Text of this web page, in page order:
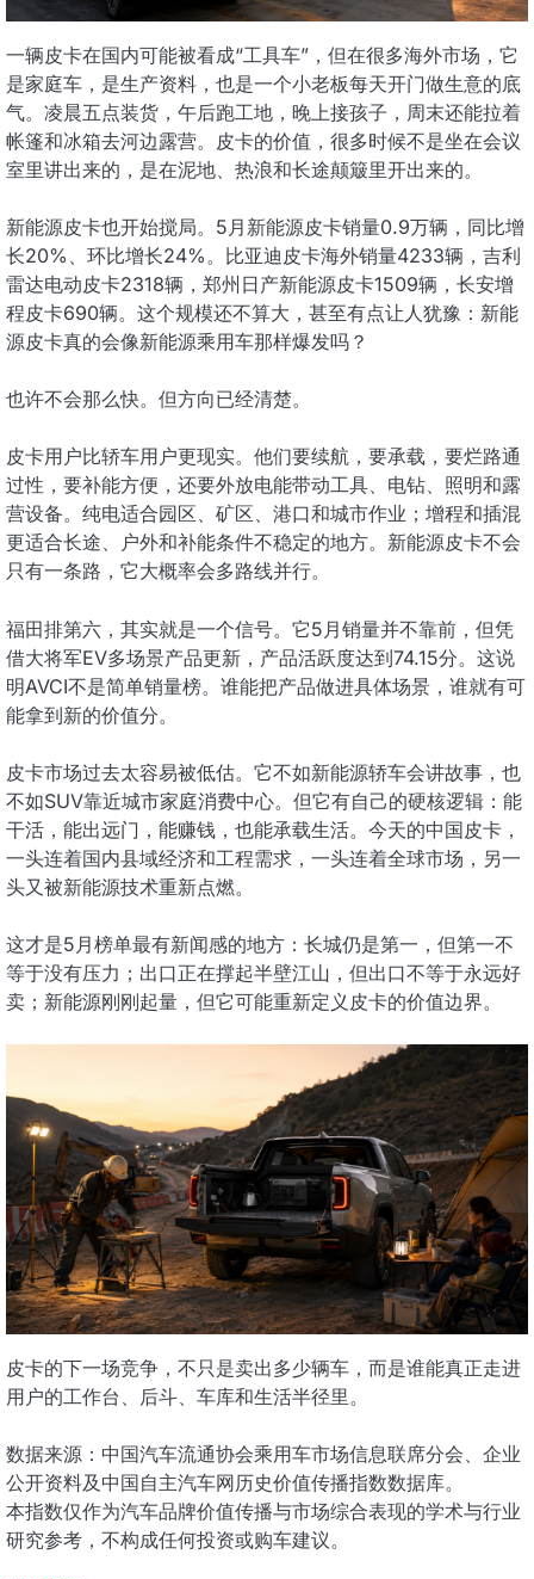
一辆皮卡在国内可能被看成“工具车”，但在很多海外市场，它
是家庭车，是生产资料，也是一个小老板每天开门做生意的底
气。凌晨五点装货，午后跑工地，晚上接孩子，周末还能拉着
帐篷和冰箱去河边露营。皮卡的价值，很多时候不是坐在会议
室里讲出来的，是在泥地、热浪和长途颠簸里开出来的。
新能源皮卡也开始搅局。5月新能源皮卡销量0.9万辆，同比增
长20%、环比增长24%。比亚迪皮卡海外销量4233辆，吉利
雷达电动皮卡2318辆，郑州日产新能源皮卡1509辆，长安增
程皮卡690辆。这个规模还不算大，甚至有点让人犹豫：新能
源皮卡真的会像新能源乘用车那样爆发吗？
也许不会那么快。但方向已经清楚。
皮卡用户比轿车用户更现实。他们要续航，要承载，要烂路通
过性，要补能方便，还要外放电能带动工具、电钻、照明和露
营设备。纯电适合园区、矿区、港口和城市作业；增程和插混
更适合长途、户外和补能条件不稳定的地方。新能源皮卡不会
只有一条路，它大概率会多路线并行。
福田排第六，其实就是一个信号。它5月销量并不靠前，但凭
借大将军EV多场景产品更新，产品活跃度达到74.15分。这说
明AVCI不是简单销量榜。谁能把产品做进具体场景，谁就有可
能拿到新的价值分。
皮卡市场过去太容易被低估。它不如新能源轿车会讲故事，也
不如SUV靠近城市家庭消费中心。但它有自己的硬核逻辑：能
干活，能出远门，能赚钱，也能承载生活。今天的中国皮卡，
一头连着国内县域经济和工程需求，一头连着全球市场，另一
头又被新能源技术重新点燃。
这才是5月榜单最有新闻感的地方：长城仍是第一，但第一不
等于没有压力；出口正在撑起半壁江山，但出口不等于永远好
卖；新能源刚刚起量，但它可能重新定义皮卡的价值边界。
皮卡的下一场竞争，不只是卖出多少辆车，而是谁能真正走进
用户的工作台、后斗、车库和生活半径里。
数据来源：中国汽车流通协会乘用车市场信息联席分会、企业
公开资料及中国自主汽车网历史价值传播指数数据库。
本指数仅作为汽车品牌价值传播与市场综合表现的学术与行业
研究参考，不构成任何投资或购车建议。